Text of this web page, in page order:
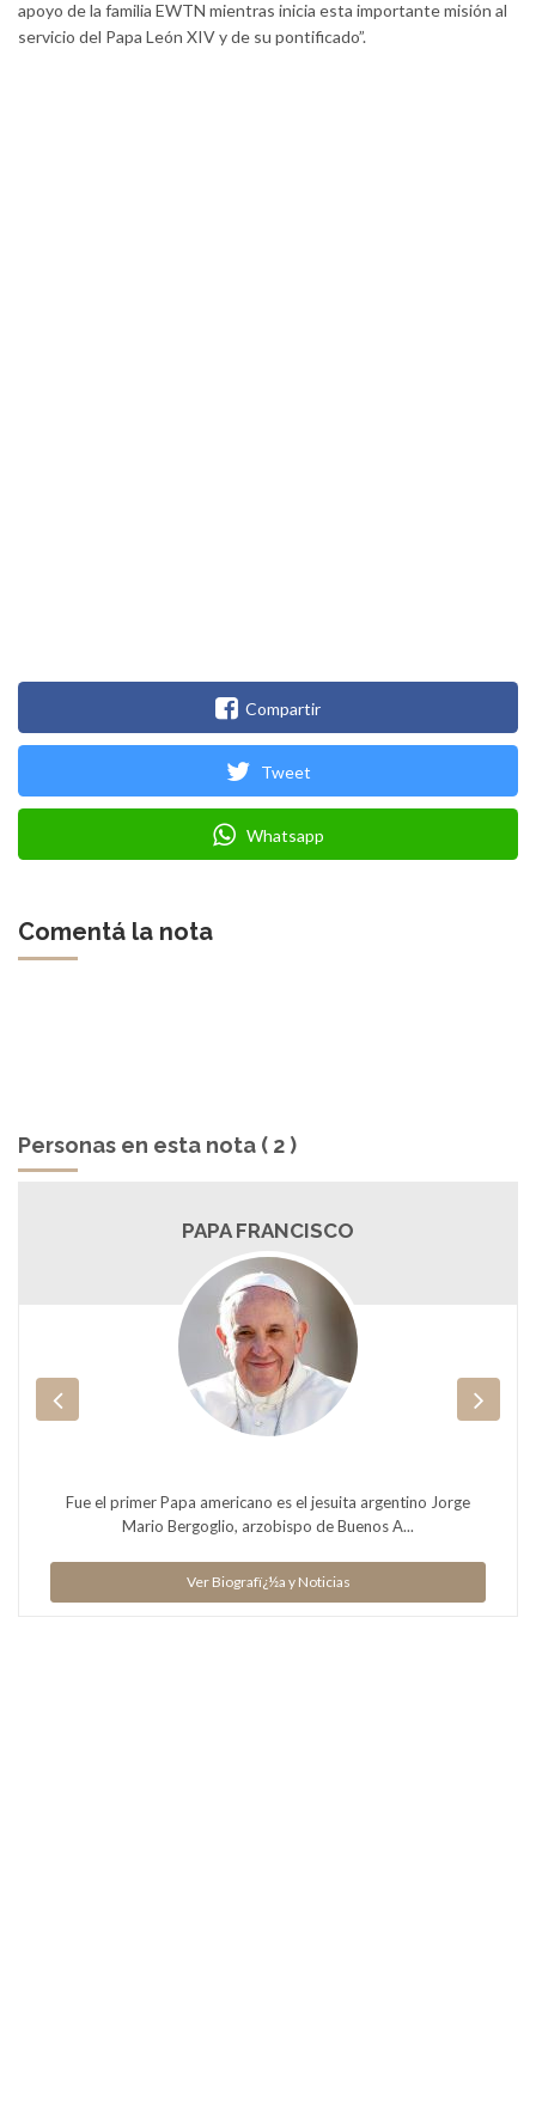
apoyo de la familia EWTN mientras inicia esta importante misión al
servicio del Papa León XIV y de su pontificado”.
Compartir
Tweet
Whatsapp
Comentá la nota
Personas en esta nota ( 2 )
PAPA FRANCISCO
Fue el primer Papa americano es el jesuita argentino Jorge
Mario Bergoglio, arzobispo de Buenos A...
Ver Biografï¿½a y Noticias